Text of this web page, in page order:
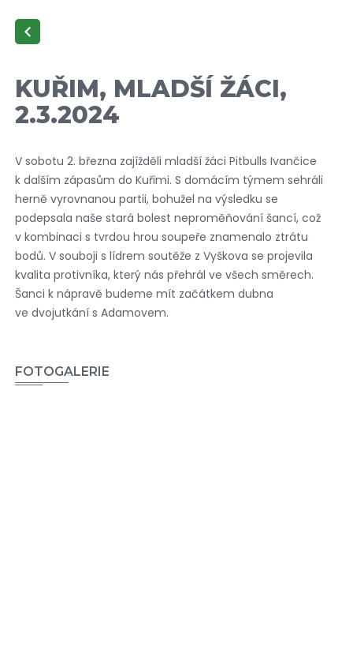
KUŘIM, MLADŠÍ ŽÁCI,
2.3.2024
V sobotu 2. března zajížděli mladší žáci Pitbulls Ivančice
k dalším zápasům do Kuřimi. S domácím týmem sehráli
herně vyrovnanou partii, bohužel na výsledku se
podepsala naše stará bolest neproměňování šancí, což
v kombinaci s tvrdou hrou soupeře znamenalo ztrátu
bodů. V souboji s lídrem soutěže z Vyškova se projevila
kvalita protivníka, který nás přehrál ve všech směrech.
Šanci k nápravě budeme mít začátkem dubna
ve dvojutkání s Adamovem.
FOTOGALERIE